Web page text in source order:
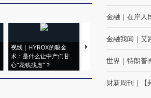
视线｜HYROX的吸金
术：是什么让中产们甘
心“花钱找虐”？
马航飞行员跨国走私7万
粒摇头丸 尿检体内含3种
金融 ｜ 在岸人
金融我闻 ｜ 艾
世界 ｜ 特朗普
财新周刊 ｜